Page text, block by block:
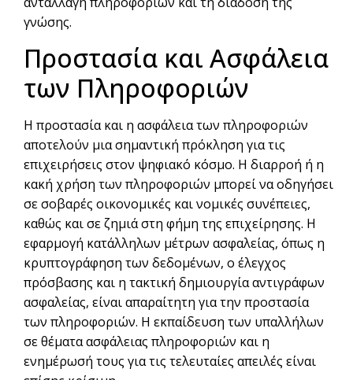
γνώσης.
Προστασία και Ασφάλεια
των Πληροφοριών
Η προστασία και η ασφάλεια των πληροφοριών
αποτελούν μια σημαντική πρόκληση για τις
επιχειρήσεις στον ψηφιακό κόσμο. Η διαρροή ή η
κακή χρήση των πληροφοριών μπορεί να οδηγήσει
σε σοβαρές οικονομικές και νομικές συνέπειες,
καθώς και σε ζημιά στη φήμη της επιχείρησης. Η
εφαρμογή κατάλληλων μέτρων ασφαλείας, όπως η
κρυπτογράφηση των δεδομένων, ο έλεγχος
πρόσβασης και η τακτική δημιουργία αντιγράφων
ασφαλείας, είναι απαραίτητη για την προστασία
των πληροφοριών. Η εκπαίδευση των υπαλλήλων
σε θέματα ασφάλειας πληροφοριών και η
ενημέρωσή τους για τις τελευταίες απειλές είναι